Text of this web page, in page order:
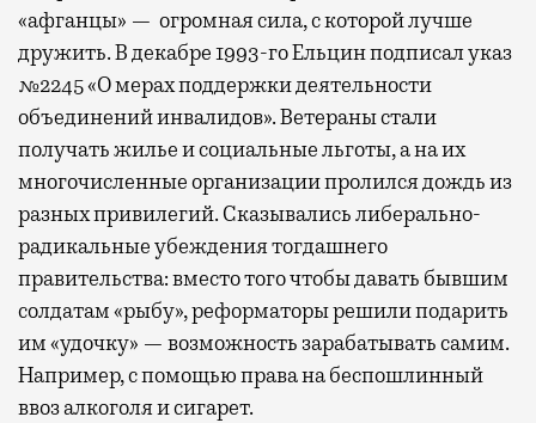
«афганцы» — огромная сила, с которой лучше
дружить. В декабре 1993-го Ельцин подписал указ
№2245 «О мерах поддержки деятельности
объединений инвалидов». Ветераны стали
получать жилье и социальные льготы, а на их
многочисленные организации пролился дождь из
разных привилегий. Сказывались либерально-
радикальные убеждения тогдашнего
правительства: вместо того чтобы давать бывшим
солдатам «рыбу», реформаторы решили подарить
им «удочку» — возможность зарабатывать самим.
Например, с помощью права на беспошлинный
ввоз алкоголя и сигарет.